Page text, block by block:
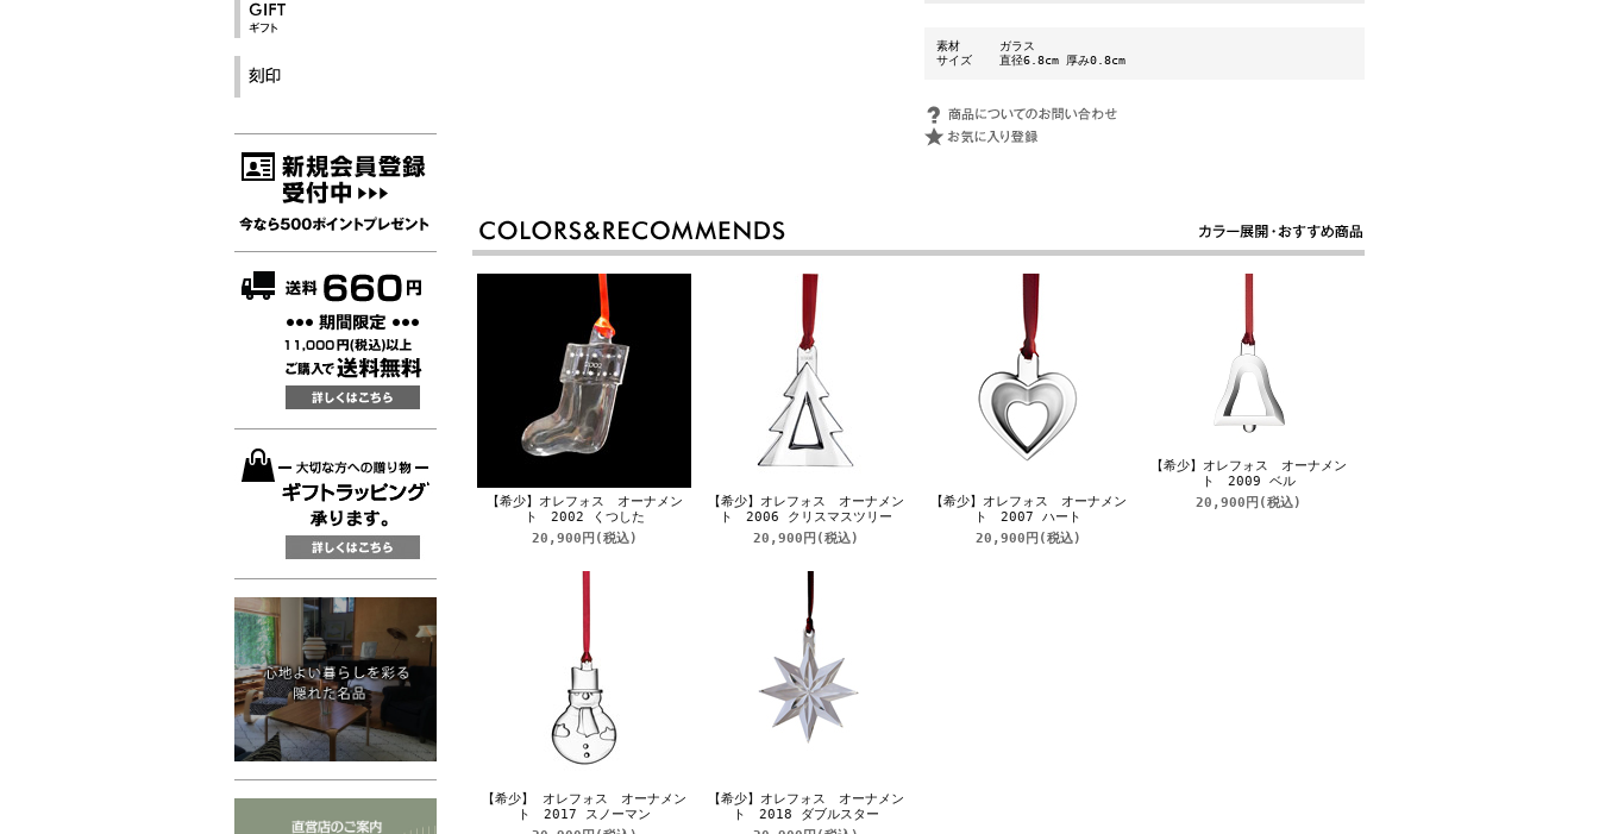
素材
ガラス
サイズ
直径6.8cm 厚み0.8cm
【希少】オレフォス オーナメン
ト 2002 くつした
20,900円 (税込)
【希少】オレフォス オーナメン
ト 2006 クリスマスツリー
20,900円 (税込)
【希少】オレフォス オーナメン
ト 2007 ハート
20,900円 (税込)
【希少】オレフォス オーナメン
ト 2009 ベル
20,900円 (税込)
【希少】 オレフォス オーナメン
ト 2017 スノーマン
【希少】オレフォス オーナメン
ト 2018 ダブルスター